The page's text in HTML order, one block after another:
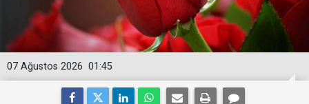
01:45
07 Ağustos 2026